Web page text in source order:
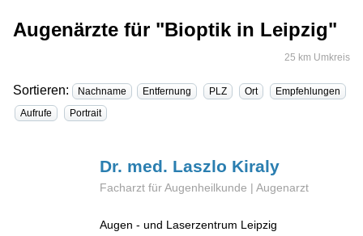
Augenärzte für "Bioptik in Leipzig"
25 km Umkreis
Sortieren: Nachname Entfernung PLZ Ort
Empfehlungen
Aufrufe
Portrait
Dr. med. Laszlo Kiraly
Facharzt für Augenheilkunde | Augenarzt
Augen - und Laserzentrum Leipzig